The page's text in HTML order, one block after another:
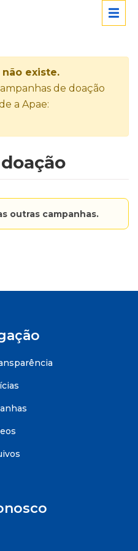
existe.
de doação
a Apae:
outras campanhas.